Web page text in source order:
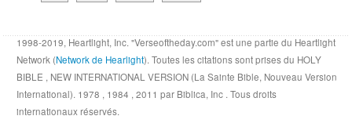
1998-2019, Heartlight, Inc. "Verseoftheday.com" est une partie du Heartlight
Network (Network de Hearlight). Toutes les citations sont prises du HOLY
BIBLE , NEW INTERNATIONAL VERSION (La Sainte Bible, Nouveau Version
International). 1978 , 1984 , 2011 par Biblica, Inc . Tous droits
internationaux réservés.